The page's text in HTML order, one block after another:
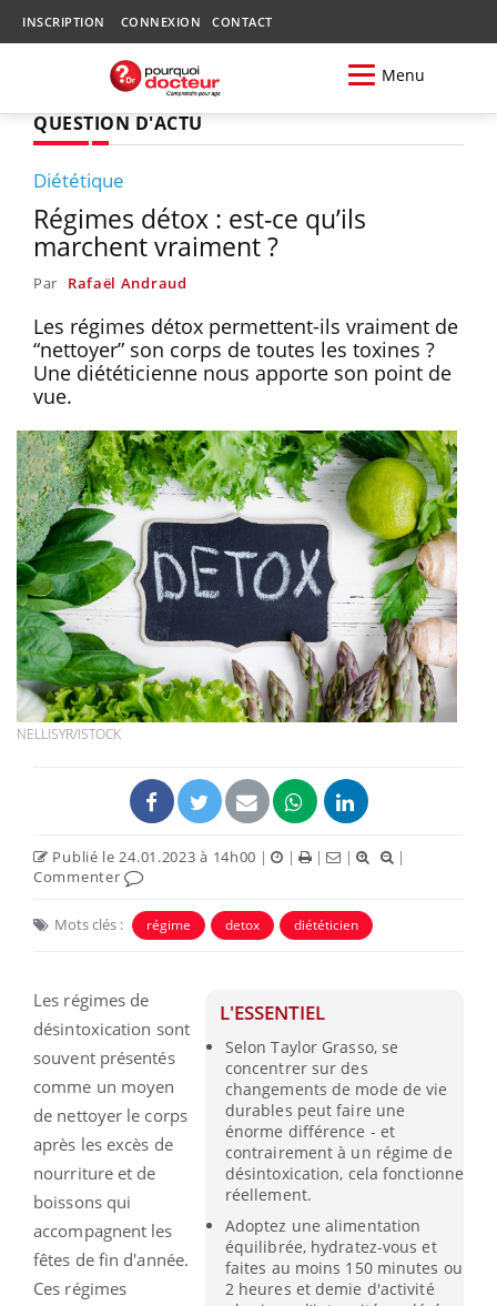
INSCRIPTION CONNEXION CONTACT
Menu
QUESTION D'ACTU
Diététique
Régimes détox : est-ce qu’ils
marchent vraiment ?
Par Rafaël Andraud
Les régimes détox permettent-ils vraiment de
“nettoyer” son corps de toutes les toxines ?
Une diététicienne nous apporte son point de
vue.
NELLISYR/ISTOCK
Publié le 24.01.2023 à 14h00 | | | |
|
Commenter
Mots clés : régime detox diététicien
L'ESSENTIEL
Selon Taylor Grasso, se
concentrer sur des
changements de mode de vie
durables peut faire une
énorme différence - et
contrairement à un régime de
désintoxication, cela fonctionne
réellement.
Adoptez une alimentation
équilibrée, hydratez-vous et
faites au moins 150 minutes ou
2 heures et demie d'activité
Les régimes de
désintoxication sont
souvent présentés
comme un moyen
de nettoyer le corps
après les excès de
nourriture et de
boissons qui
accompagnent les
fêtes de fin d'année.
Ces régimes